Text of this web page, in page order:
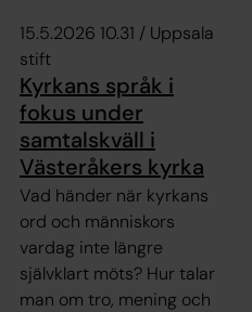
15.5.2026 10.31 / Uppsala
stift
Kyrkans språk i
fokus under
samtalskväll i
Västeråkers kyrka
Vad händer när kyrkans
ord och människors
vardag inte längre
självklart möts? Hur talar
man om tro, mening och